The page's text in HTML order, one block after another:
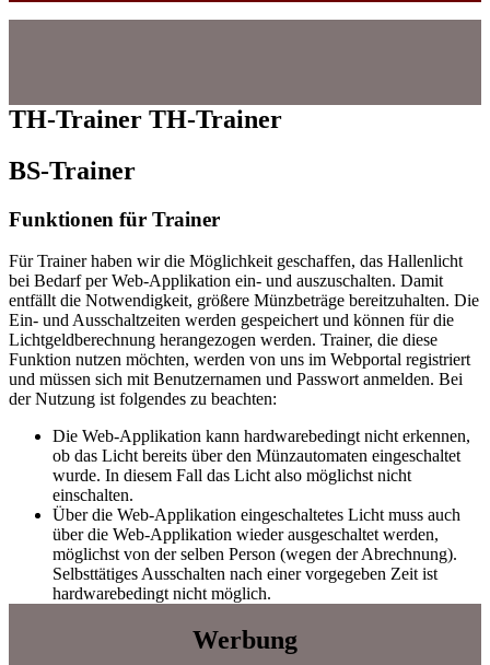
TH-Trainer TH-Trainer
BS-Trainer
Funktionen für Trainer
Für Trainer haben wir die Möglichkeit geschaffen, das Hallenlicht
bei Bedarf per Web-Applikation ein- und auszuschalten. Damit
entfällt die Notwendigkeit, größere Münzbeträge bereitzuhalten. Die
Ein- und Ausschaltzeiten werden gespeichert und können für die
Lichtgeldberechnung herangezogen werden. Trainer, die diese
Funktion nutzen möchten, werden von uns im Webportal registriert
und müssen sich mit Benutzernamen und Passwort anmelden. Bei
der Nutzung ist folgendes zu beachten:
Die Web-Applikation kann hardwarebedingt nicht erkennen,
ob das Licht bereits über den Münzautomaten eingeschaltet
wurde. In diesem Fall das Licht also möglichst nicht
einschalten.
Über die Web-Applikation eingeschaltetes Licht muss auch
über die Web-Applikation wieder ausgeschaltet werden,
möglichst von der selben Person (wegen der Abrechnung).
Selbsttätiges Ausschalten nach einer vorgegeben Zeit ist
hardwarebedingt nicht möglich.
Werbung